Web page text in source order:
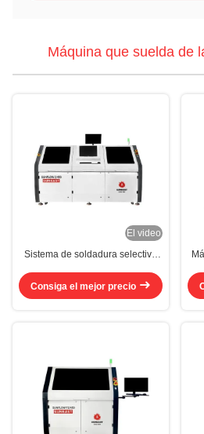
Máquina que suelda de
El video
Sistema de soldadura selectiva
Máquina de soldadura selectiva
única
Consiga el mejor precio